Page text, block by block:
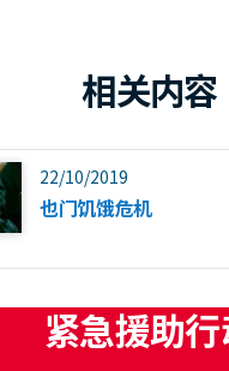
相关内容
22/10/2019
也门饥饿危机
紧急援助